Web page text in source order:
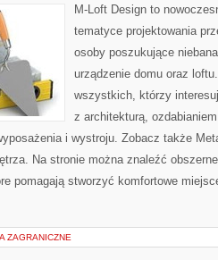
M-Loft Design to
tematyce projektowania
osoby poszukujące
urządzenie domu oraz
wszystkich, którzy
z architekturą,
i wystroju. Zobacz także
Na stronie można znaleźć
pomagają stworzyć komfortowe
ZAGRANICZNE